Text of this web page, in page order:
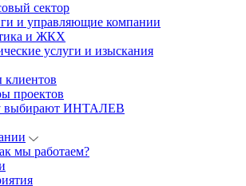
сектор
и управляющие компании
и ЖКХ
услуги и изыскания
проектов
выбирают ИНТАЛЕВ
мы работаем?